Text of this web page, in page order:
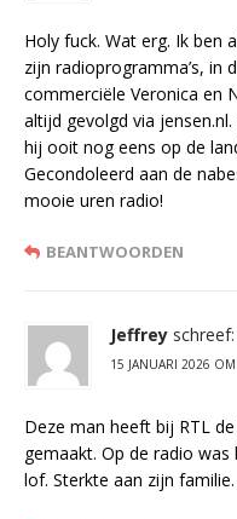
Holy fuck. Wat erg. Ik ben
zijn radioprogramma’s, in
commerciële Veronica en
altijd gevolgd via
hij ooit nog eens op de
Gecondoleerd aan de
mooie uren radio!
BEANTWOORDEN
Jeffrey schreef:
15 JANUARI 2026
Deze man heeft bij RTL
gemaakt. Op de radio
lof. Sterkte aan zijn familie.